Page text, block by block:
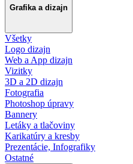
Grafika a dizajn
Všetky
Logo dizajn
Web a App dizajn
Vizitky
3D a 2D dizajn
Fotografia
Photoshop úpravy
Bannery
Letáky a tlačoviny
Karikatúry a kresby
Prezentácie, Infografiky
Ostatné